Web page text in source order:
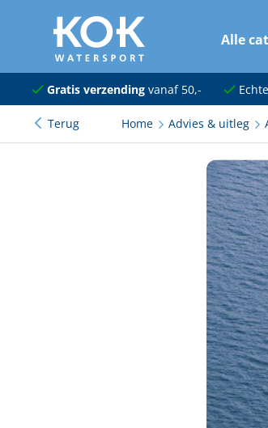
naar hoofdinhoud
Alle
Navigatie
Dekuitrusting
Ankeren en afmeren
Kleding en schoenen
Tuigage en dekbeslag
Gratis verzendingvanaf 50,-
Terug Home Advies & uitleg